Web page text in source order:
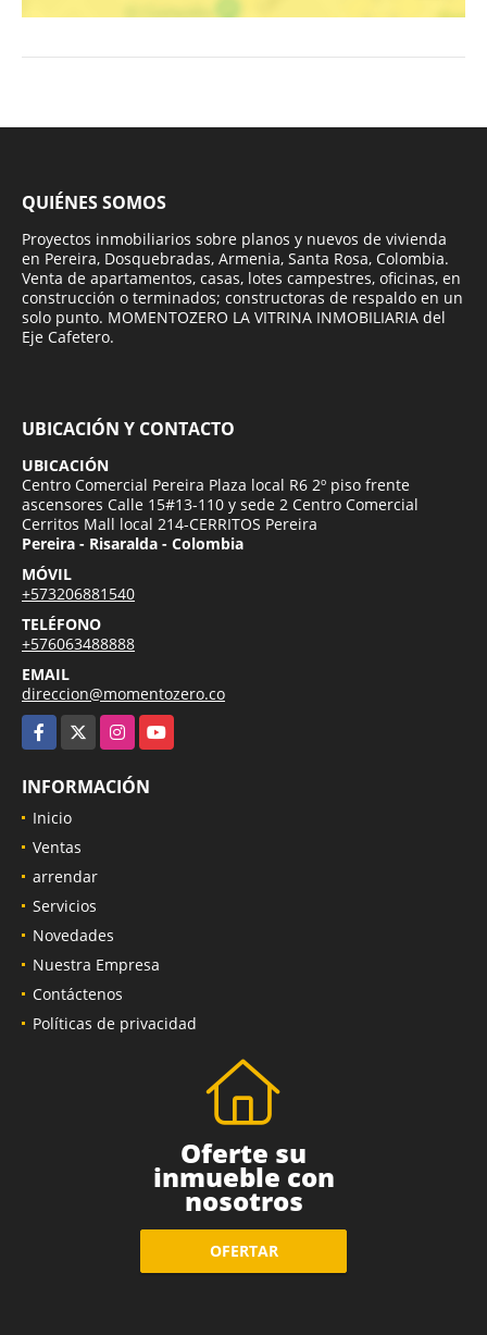
QUIÉNES SOMOS
Proyectos inmobiliarios sobre planos y nuevos de vivienda
en Pereira, Dosquebradas, Armenia, Santa Rosa, Colombia.
Venta de apartamentos, casas, lotes campestres, oficinas, en
construcción o terminados; constructoras de respaldo en un
solo punto. MOMENTOZERO LA VITRINA INMOBILIARIA del
Eje Cafetero.
UBICACIÓN Y CONTACTO
UBICACIÓN
Centro Comercial Pereira Plaza local R6 2º piso frente
ascensores Calle 15#13-110 y sede 2 Centro Comercial
Cerritos Mall local 214-CERRITOS Pereira
Pereira - Risaralda - Colombia
MÓVIL
+573206881540
TELÉFONO
+576063488888
EMAIL
direccion@momentozero.co
Facebook
InstagramYouTube
INFORMACIÓN
Inicio
Ventas
arrendar
Servicios
Novedades
Nuestra Empresa
Contáctenos
Políticas de privacidad
Oferte su
inmueble con
nosotros
OFERTAR